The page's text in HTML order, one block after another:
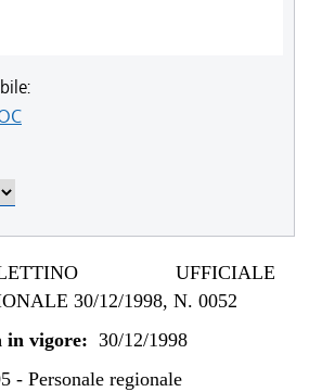
UFFICIALE
30/12/1998, N. 0052
in vigore: 30/12/1998
- Personale regionale